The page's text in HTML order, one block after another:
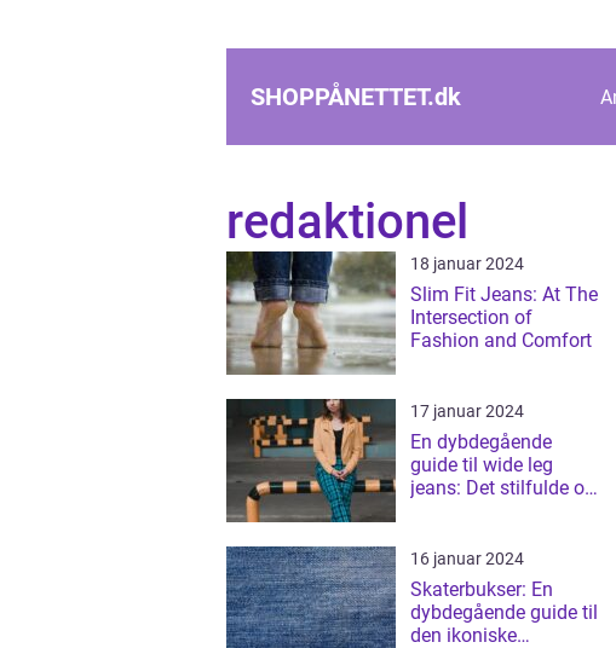
SHOPPÅNETTET.dk
redaktionel
18 januar 2024
Slim Fit Jeans: At The
Intersection of
Fashion and Comfort
17 januar 2024
En dybdegående
guide til wide leg
jeans: Det stilfulde og
16 januar 2024
Skaterbukser: En
dybdegående guide til
den ikoniske